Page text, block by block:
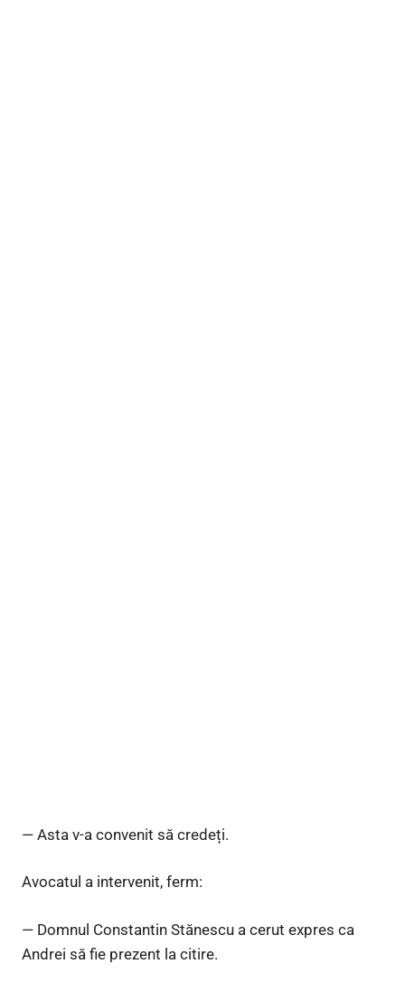
— Asta v-a convenit să credeți.
Avocatul a intervenit, ferm:
— Domnul Constantin Stănescu a cerut expres ca
Andrei să fie prezent la citire.